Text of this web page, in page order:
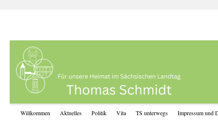
Willkommen Aktuelles Politik Vita TS unterwegs Impressum und